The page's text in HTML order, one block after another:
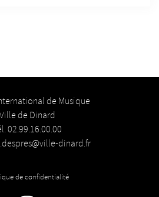
de Musique
Ville de Dinard
02.99.16.00.00
dinard.fr
de confidentialité